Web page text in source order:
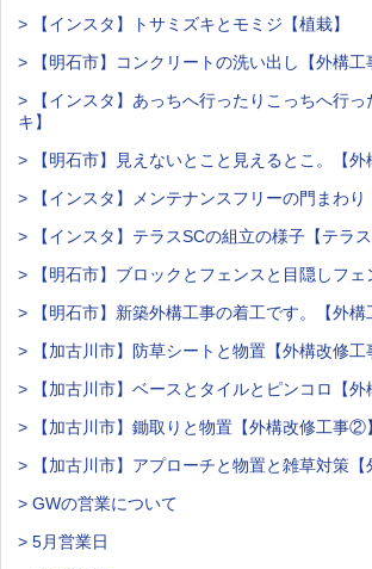
> 【インスタ】トサミズキとモミジ【植栽】
> 【明石市】コンクリートの洗い出し【外構工
> 【インスタ】あっちへ行ったりこっちへ行っ
キ】
> 【明石市】見えないとこと見えるとこ。【外
> 【インスタ】メンテナンスフリーの門まわり
> 【インスタ】テラスSCの組立の様子【テラス
> 【明石市】ブロックとフェンスと目隠しフェ
> 【明石市】新築外構工事の着工です。【外構
> 【加古川市】防草シートと物置【外構改修工
> 【加古川市】ベースとタイルとピンコロ【外
> 【加古川市】鋤取りと物置【外構改修工事②】
> 【加古川市】アプローチと物置と雑草対策【
> GWの営業について
> 5月営業日